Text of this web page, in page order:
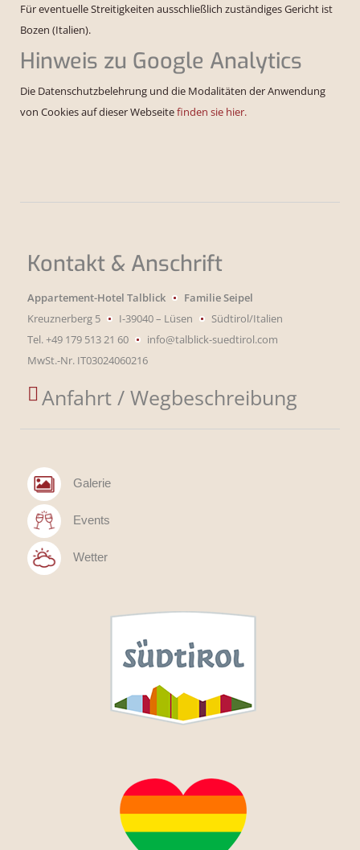
Für eventuelle Streitigkeiten ausschließlich zuständiges Gericht ist
Bozen (Italien).
Hinweis zu Google Analytics
Die Datenschutzbelehrung und die Modalitäten der Anwendung
von Cookies auf dieser Webseitefinden sie hier.
Kontakt & Anschrift
Appartement-Hotel Talblick
Familie Seipel
Kreuznerberg 5
I-39040 – Lüsen
Südtirol/Italien
Tel.+49 179 513 21 60
info@talblick-suedtirol.com
MwSt.-Nr. IT03024060216
Anfahrt / Wegbeschreibung
Galerie
Events
Wetter